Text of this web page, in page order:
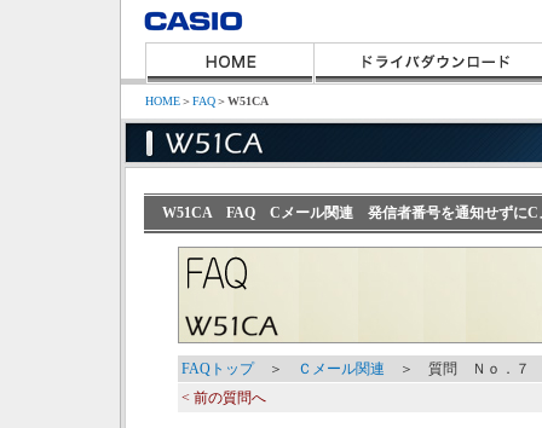
HOME＞FAQ＞W51CA
W51CA FAQ Cメール関連 発信者番号を通知せずにC
FAQトップ＞ Ｃメール関連 ＞ 質問 Ｎｏ．７
< 前の質問へ